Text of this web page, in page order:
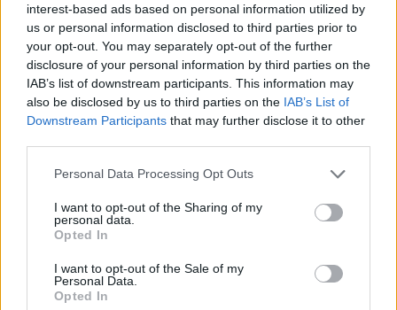
interest-based ads based on personal information utilized by
us or personal information disclosed to third parties prior to
your opt-out. You may separately opt-out of the further
disclosure of your personal information by third parties on the
IAB’s list of downstream participants. This information may
also be disclosed by us to third parties on the IAB’s List of
Downstream Participants that may further disclose it to other
Please note that this website/app uses one or more Google
not limited to your visit or usage behaviour. You may click to
grant or deny consent to Google and its third-party tags to
use your data for below specified purposes in below Google
consent section.
Personal Data Processing Opt Outs
I want to opt-out of the Sharing of my
personal data.
Opted In
I want to opt-out of the Sale of my
Personal Data.
Opted In
NAK: végéhez közeledik az őszi árpa betakarítása, a
termés több lesz a tavalyinál
2019.07.11
Gazdaság